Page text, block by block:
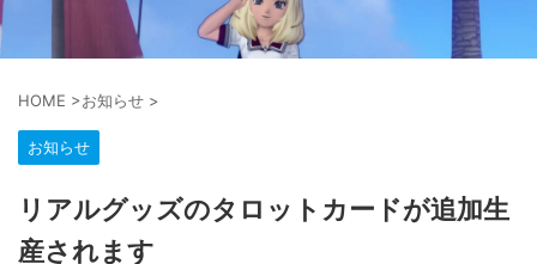
HOME >お知らせ >
お知らせ
リアルグッズのタロットカードが追加生
産されます